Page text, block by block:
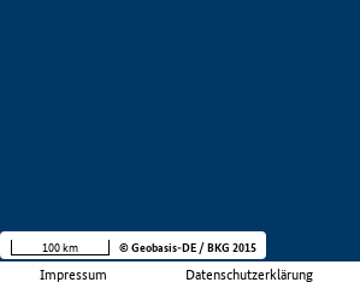
Impressum Datenschutzerklärung
100 km © Geobasis-DE / BKG 2015